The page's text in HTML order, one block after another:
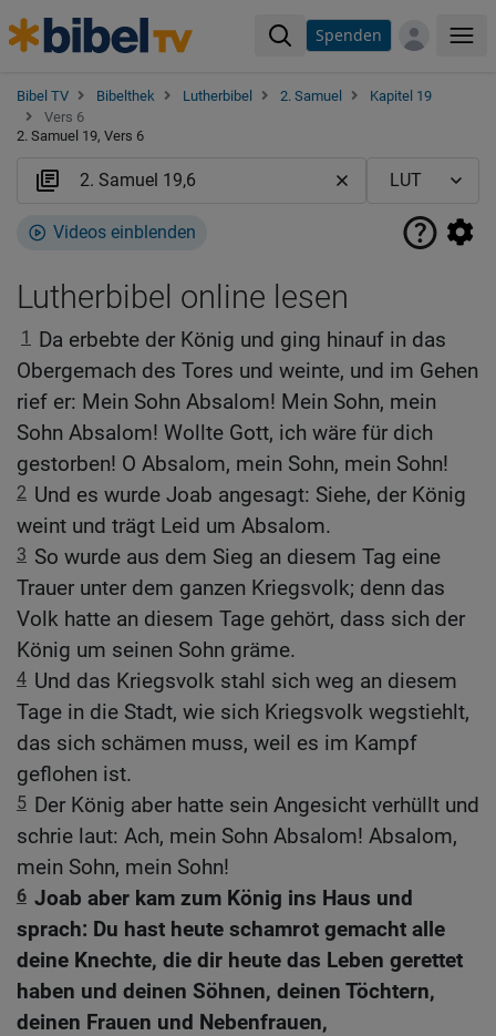
Spenden
Bibel TV Bibelthek Lutherbibel 2. Samuel
Kapitel 19
Vers 6
2. Samuel 19, Vers 6
Videos einblenden
Lutherbibel online lesen
1 Da erbebte der König und ging hinauf in das
Obergemach des Tores und weinte, und im Gehen
rief er: Mein Sohn Absalom! Mein Sohn, mein
Sohn Absalom! Wollte Gott, ich wäre für dich
gestorben! O Absalom, mein Sohn, mein Sohn!
2 Und es wurde Joab angesagt: Siehe, der König
weint und trägt Leid um Absalom.
3 So wurde aus dem Sieg an diesem Tag eine
Trauer unter dem ganzen Kriegsvolk; denn das
Volk hatte an diesem Tage gehört, dass sich der
König um seinen Sohn gräme.
4 Und das Kriegsvolk stahl sich weg an diesem
Tage in die Stadt, wie sich Kriegsvolk wegstiehlt,
das sich schämen muss, weil es im Kampf
geflohen ist.
5 Der König aber hatte sein Angesicht verhüllt und
schrie laut: Ach, mein Sohn Absalom! Absalom,
mein Sohn, mein Sohn!
6 Joab aber kam zum König ins Haus und
sprach: Du hast heute schamrot gemacht alle
deine Knechte, die dir heute das Leben gerettet
haben und deinen Söhnen, deinen Töchtern,
deinen Frauen und Nebenfrauen,